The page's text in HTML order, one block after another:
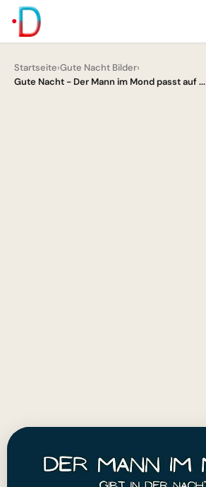
Startseite›Gute Nacht Bilder›
Gute Nacht - Der Mann im Mond passt auf ...